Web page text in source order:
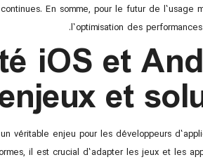
En somme, pour le futur de l’usage
l’optimisation des
iOS et
et
véritable enjeu pour les développeurs
il est crucial d’adapter les jeux et les